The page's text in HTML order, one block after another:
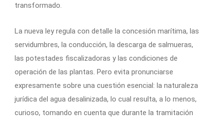
transformado.
La nueva ley regula con detalle la concesión marítima, las
servidumbres, la conducción, la descarga de salmueras,
las potestades fiscalizadoras y las condiciones de
operación de las plantas. Pero evita pronunciarse
expresamente sobre una cuestión esencial: la naturaleza
jurídica del agua desalinizada, lo cual resulta, a lo menos,
curioso, tomando en cuenta que durante la tramitación